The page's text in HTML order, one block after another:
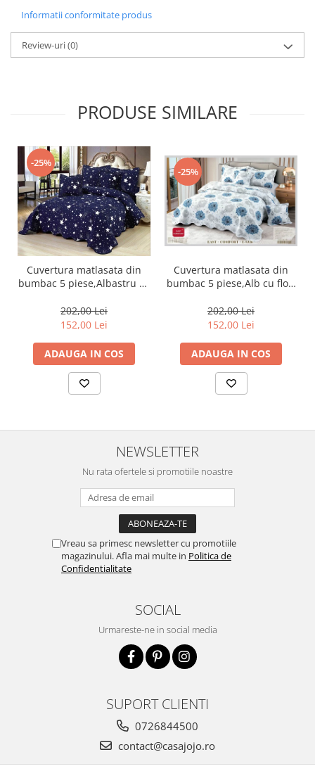
Informatii conformitate produs
Review-uri(0)
PRODUSE SIMILARE
-25%
Cuvertura matlasata din
bumbac 5 piese,Albastru cu
202,00 Lei
152,00 Lei
ADAUGA IN COS
-25%
Cuvertura matlasata din
bumbac 5 piese,Alb cu flori
202,00 Lei
152,00 Lei
ADAUGA IN COS
NEWSLETTER
Nu rata ofertele si promotiile noastre
Vreau sa primesc newsletter cu promotiile
magazinului. Afla mai multe in Politica de
Confidentialitate
SOCIAL
Urmareste-ne in social media
SUPORT CLIENTI
0726844500
contact@casajojo.ro